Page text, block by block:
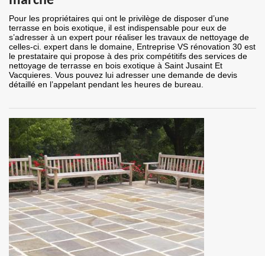
Pour les propriétaires qui ont le privilège de disposer d’une
terrasse en bois exotique, il est indispensable pour eux de
s’adresser à un expert pour réaliser les travaux de nettoyage de
celles-ci. expert dans le domaine, Entreprise VS rénovation 30 est
le prestataire qui propose à des prix compétitifs des services de
nettoyage de terrasse en bois exotique à Saint Jusaint Et
Vacquieres. Vous pouvez lui adresser une demande de devis
détaillé en l’appelant pendant les heures de bureau.